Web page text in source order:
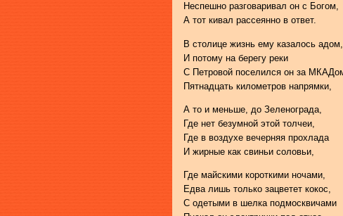
Неспешно разговаривал он с Богом,
А тот кивал рассеянно в ответ.
В столице жизнь ему казалось адом,
И потому на берегу реки
С Петровой поселился он за
Пятнадцать километров напрямки,
А то и меньше, до Зеленограда,
Где нет безумной этой толчеи,
Где в воздухе вечерняя прохлада
И жирные как свиньи соловьи,
Где майскими короткими ночами,
Едва лишь только зацветет кокос,
С одетыми в шелка подмосквичами